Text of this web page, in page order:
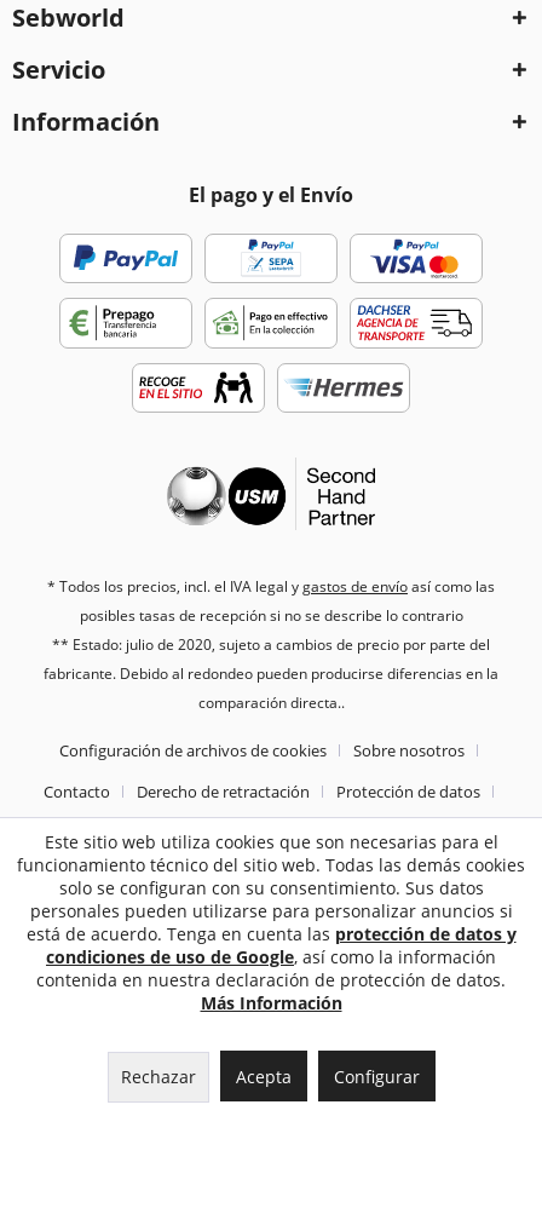
Sebworld
Servicio
Información
El pago y el Envío
* Todos los precios, incl. el IVA legal ygastos de envíoasí como las
posibles tasas de recepción si no se describe lo contrario
** Estado: julio de 2020, sujeto a cambios de precio por parte del
fabricante. Debido al redondeo pueden producirse diferencias en la
comparación directa..
Configuración de archivos de cookies
Sobre nosotros
Contacto
Derecho de retractación
Protección de datos
Tèrminos y condiciones generales
Pie de imprenta
Sebworld
2187Bewertungen auf ProvenExpert.com
Este sitio web utiliza cookies que son necesarias para el
funcionamiento técnico del sitio web. Todas las demás cookies
solo se configuran con su consentimiento. Sus datos
personales pueden utilizarse para personalizar anuncios si
está de acuerdo. Tenga en cuenta las protección de datos y
condiciones de uso de Google, así como la información
contenida en nuestra declaración de protección de datos.
Más Información
Rechazar Acepta Configurar